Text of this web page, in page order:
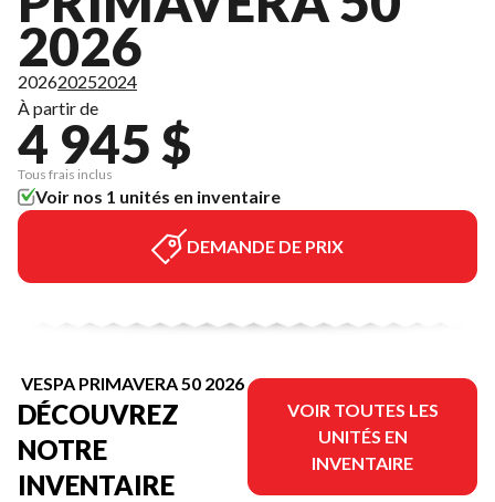
2026
202620252024
À partir de
4 945 $
Tous frais inclus
Voir nos 1 unités en inventaire
DEMANDE DE PRIX
VESPA PRIMAVERA 50 2026
DÉCOUVREZ
NOTRE
INVENTAIRE
VOIR TOUTES LES
UNITÉS EN
INVENTAIRE